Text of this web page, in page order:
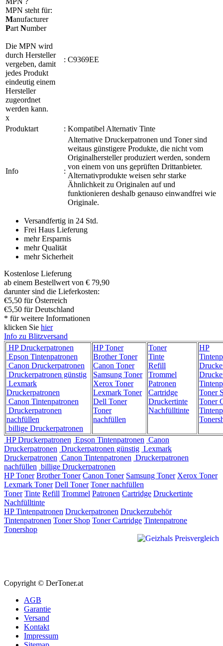
MPN steht für:
Manufacturer
Part Number
Die MPN wird
durch Hersteller
vergeben, damit
jedes Produkt
eindeutig einem
Hersteller
zugeordnet
werden kann.
x
: C9369EE
Produktart : Kompatibel Alternativ Tinte
Info :
Alternative Druckerpatronen und Toner sind
weitaus günstigere Produkte, die nicht vom
Originalhersteller produziert werden, sondern
von einem von uns geprüften Drittanbieter.
Alternativprodukte weisen sehr starke
Ähnlichkeit zu Originalen auf und
funktionieren deshalb genauso einwandfrei wie
Originale.
Versandfertig in 24 Std.
Frei Haus Lieferung
mehr Ersparnis
mehr Qualität
mehr Sicherheit
Kostenlose Lieferung
ab einem Bestellwert von € 79,90
darunter sind die Lieferkosten:
€5,50 für Österreich
€5,50 für Deutschland
* für weitere Informationen
klicken Sie hier
Info zu Blitzversand
HP Druckerpatronen
Epson Tintenpatronen
Canon Druckerpatronen
Druckerpatronen günstig
Lexmark
Druckerpatronen
Canon Tintenpatronen
Druckerpatronen
nachfüllen
billige Druckerpatronen
HP Toner
Brother Toner
Canon Toner
Samsung Toner
Xerox Toner
Lexmark Toner
Dell Toner
Toner
nachfüllen
Toner
Tinte
Refill
Trommel
Patronen
Cartridge
Druckertinte
Nachfülltinte
HP
Toner
Toner
HP Druckerpatronen Epson Tintenpatronen Canon
Druckerpatronen Druckerpatronen günstig Lexmark
Druckerpatronen Canon Tintenpatronen Druckerpatronen
nachfüllen billige Druckerpatronen
HP Toner Brother Toner Canon Toner Samsung Toner Xerox Toner
Lexmark Toner Dell Toner Toner nachfüllen
Toner Tinte Refill Trommel Patronen Cartridge Druckertinte
Nachfülltinte
HP Tintenpatronen Druckerpatronen Druckerzubehör
Tintenpatronen Toner Shop Toner Cartridge Tintenpatrone
Tonershop
Copyright © DerToner.at
AGB
Garantie
Versand
Kontakt
Impressum